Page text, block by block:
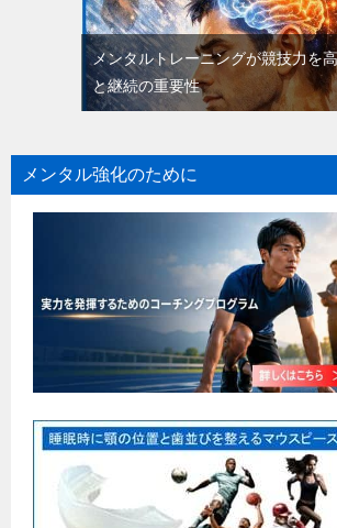
メンタルトレーニングが競技力を
と継続の重要性
メンタル強化のために